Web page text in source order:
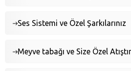
Ses Sistemi ve Özel Şarkılarınız
Meyve tabağı ve Size Özel